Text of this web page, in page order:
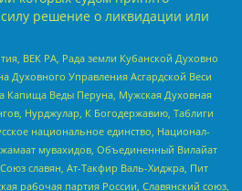
решение о ликвидации или
ВЕК РА, Рада земли Кубанской Духовно
Управления Асгардской Веси
Капища Веды Перуна, Мужская Духовная
Нурджулар, К Богодержавию, Таблиги
национальное единство, Национал-
мувахидов, Объединенный Вилайат
славян, Ат-Такфир Валь-Хиджра, Пит
рабочая партия России, Славянский союз,